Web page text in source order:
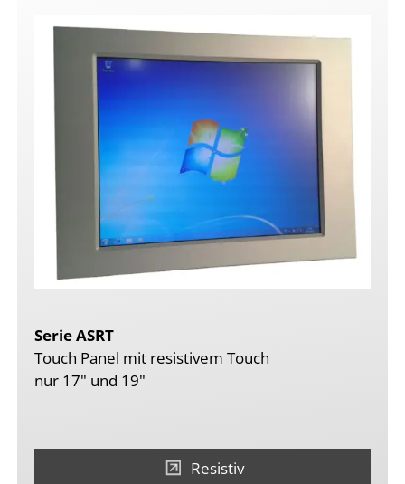
Serie ASRT
Touch Panel mit resistivem Touch
nur 17" und 19"
Resistiv